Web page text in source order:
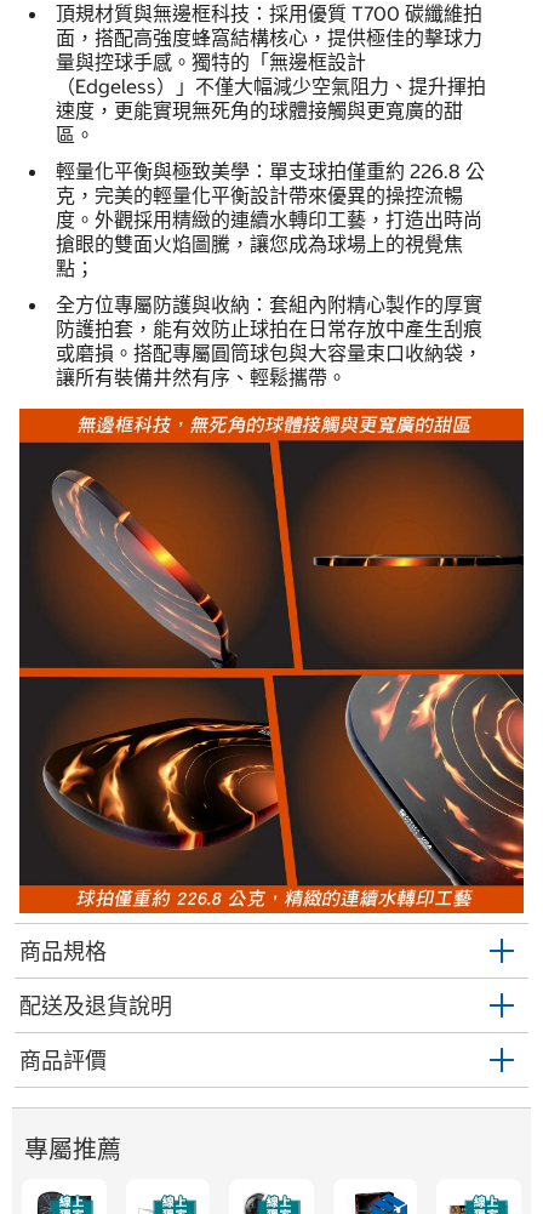
頂規材質與無邊框科技：採用優質 T700 碳纖維拍
面，搭配高強度蜂窩結構核心，提供極佳的擊球力
量與控球手感。獨特的「無邊框設計
（Edgeless）」不僅大幅減少空氣阻力、提升揮拍
速度，更能實現無死角的球體接觸與更寬廣的甜
區。
輕量化平衡與極致美學：單支球拍僅重約 226.8 公
克，完美的輕量化平衡設計帶來優異的操控流暢
度。外觀採用精緻的連續水轉印工藝，打造出時尚
搶眼的雙面火焰圖騰，讓您成為球場上的視覺焦
點；
全方位專屬防護與收納：套組內附精心製作的厚實
防護拍套，能有效防止球拍在日常存放中產生刮痕
或磨損。搭配專屬圓筒球包與大容量束口收納袋，
讓所有裝備井然有序、輕鬆攜帶。
商品規格
配送及退貨說明
商品評價
專屬推薦